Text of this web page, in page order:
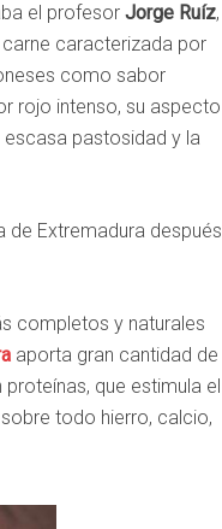
el profesor Jorge Ruíz,
carne caracterizada por
como sabor
rojo intenso, su aspecto
pastosidad y la
de Extremadura después
completos y naturales
aporta gran cantidad de
que estimula el
todo hierro, calcio,